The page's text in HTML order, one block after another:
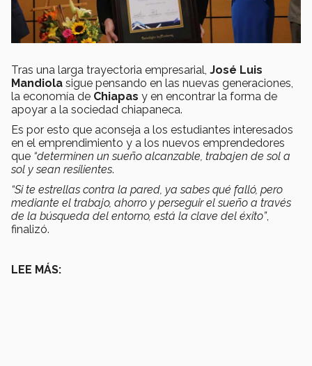
Tras una larga trayectoria empresarial, José Luis
Mandiola sigue pensando en las nuevas generaciones,
la economía de Chiapas y en encontrar la forma de
apoyar a la sociedad chiapaneca.
Es por esto que aconseja a los estudiantes interesados
en el emprendimiento y a los nuevos emprendedores
que “determinen un sueño alcanzable, trabajen de sol a
sol y sean resilientes.
“Si te estrellas contra la pared, ya sabes qué falló, pero
mediante el trabajo, ahorro y perseguir el sueño a través
de la búsqueda del entorno, está la clave del éxito”,
finalizó.
LEE MÁS: